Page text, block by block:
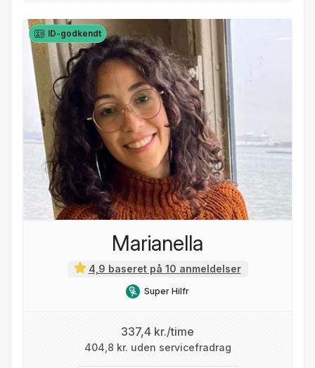
ID-godkendt
Marianella
4,9 baseret på 10 anmeldelser
Super Hilfr
337,4 kr./time
404,8 kr. uden servicefradrag